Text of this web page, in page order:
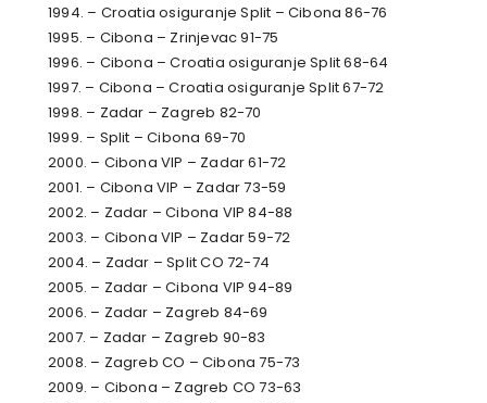
1994. – Croatia osiguranje Split – Cibona 86-76
1995. – Cibona – Zrinjevac 91-75
1996. – Cibona – Croatia osiguranje Split 68-64
1997. – Cibona – Croatia osiguranje Split 67-72
1998. – Zadar – Zagreb 82-70
1999. – Split – Cibona 69-70
2000. – Cibona VIP – Zadar 61-72
2001. – Cibona VIP – Zadar 73-59
2002. – Zadar – Cibona VIP 84-88
2003. – Cibona VIP – Zadar 59-72
2004. – Zadar – Split CO 72-74
2005. – Zadar – Cibona VIP 94-89
2006. – Zadar – Zagreb 84-69
2007. – Zadar – Zagreb 90-83
2008. – Zagreb CO – Cibona 75-73
2009. – Cibona – Zagreb CO 73-63